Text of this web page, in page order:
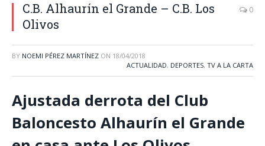
C.B. Alhaurín el Grande – C.B. Los
Olivos
0
BY NOEMI PÉREZ MARTÍNEZ ON 18/04/2018
ACTUALIDAD, DEPORTES, TV A LA CARTA
Ajustada derrota del Club
Baloncesto Alhaurín el Grande